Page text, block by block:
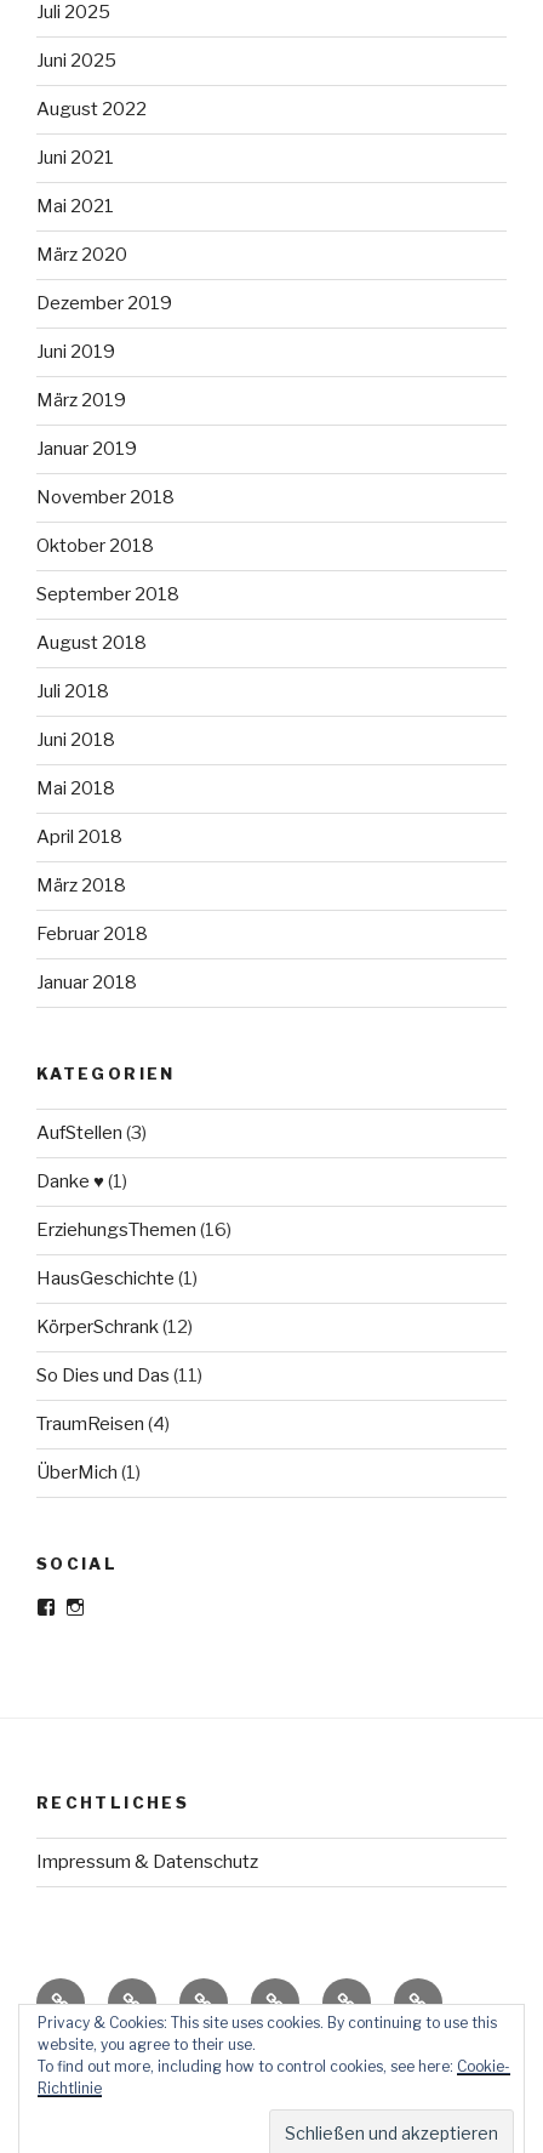
Juli 2025
Juni 2025
August 2022
Juni 2021
Mai 2021
März 2020
Dezember 2019
Juni 2019
März 2019
Januar 2019
November 2018
Oktober 2018
September 2018
August 2018
Juli 2018
Juni 2018
Mai 2018
April 2018
März 2018
Februar 2018
Januar 2018
KATEGORIEN
AufStellen (3)
Danke ♥(1)
ErziehungsThemen (16)
HausGeschichte (1)
KörperSchrank(12)
So Dies und Das (11)
TraumReisen (4)
ÜberMich (1)
SOCIAL
ProfilProfil
RECHTLICHES
Impressum & Datenschutz
HausGeschichte
TraumReisenErziehungsThemen
AufStellenKörperSchrank
So
Dies
und
ÜberMich
Privacy & Cookies: This site uses cookies. By continuing to use this
website, you agree to their use.
To find out more, including how to control cookies, see here: Cookie-
Richtlinie